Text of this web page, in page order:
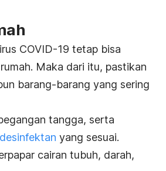
COVID-19 tetap bisa
Maka dari itu, pastikan
barang-barang yang sering
tangga, serta
yang sesuai.
cairan tubuh, darah,